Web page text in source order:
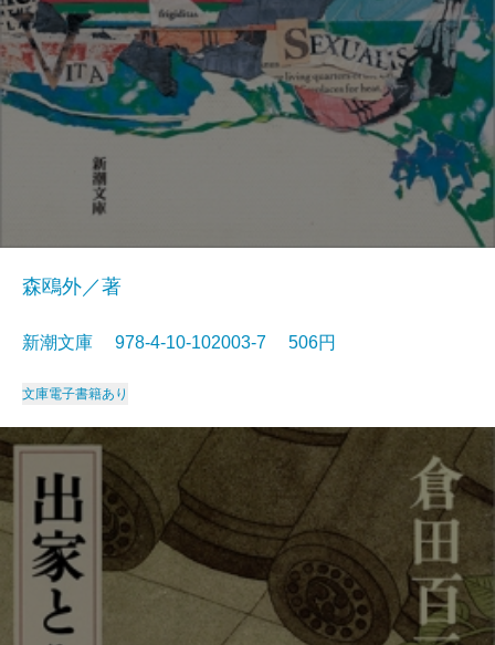
森鴎外／著
新潮文庫 978-4-10-102003-7 506円
文庫電子書籍あり